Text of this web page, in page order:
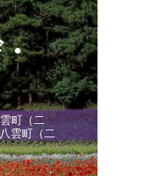
町（二
雲町（二